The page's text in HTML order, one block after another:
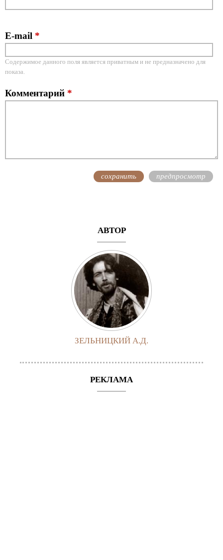
E-mail *
Содержимое данного поля является приватным и не предназначено для
показа.
Комментарий *
АВТОР
ЗЕЛЬНИЦКИЙ А.Д.
РЕКЛАМА